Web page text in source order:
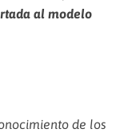
al modelo
de los